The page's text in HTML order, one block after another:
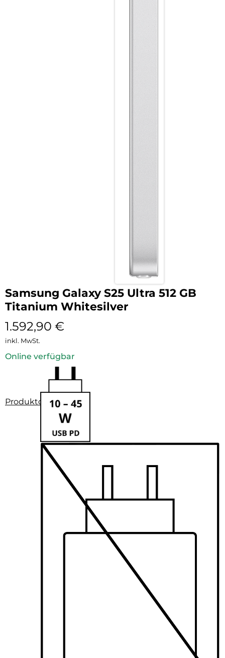
Samsung Galaxy S25 Ultra 512 GB
Titanium Whitesilver
1.592,90 €
inkl. MwSt.
Online verfügbar
Produktdatenblatt